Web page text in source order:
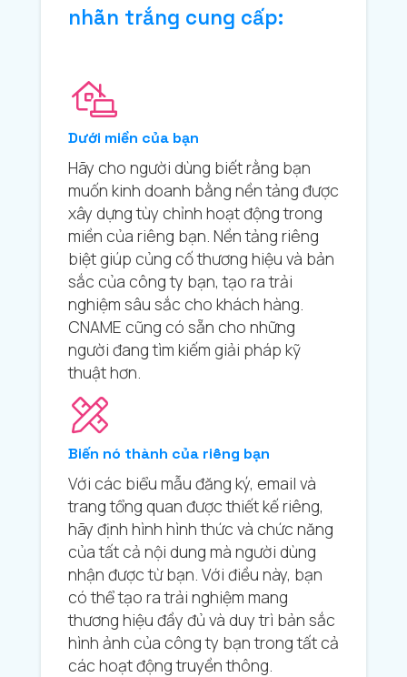
nhãn trắng cung cấp:
Dưới miền của bạn
Hãy cho người dùng biết rằng bạn
muốn kinh doanh bằng nền tảng được
xây dựng tùy chỉnh hoạt động trong
miền của riêng bạn. Nền tảng riêng
biệt giúp củng cố thương hiệu và bản
sắc của công ty bạn, tạo ra trải
nghiệm sâu sắc cho khách hàng.
CNAME cũng có sẵn cho những
người đang tìm kiếm giải pháp kỹ
thuật hơn.
Biến nó thành của riêng bạn
Với các biểu mẫu đăng ký, email và
trang tổng quan được thiết kế riêng,
hãy định hình hình thức và chức năng
của tất cả nội dung mà người dùng
nhận được từ bạn. Với điều này, bạn
có thể tạo ra trải nghiệm mang
thương hiệu đầy đủ và duy trì bản sắc
hình ảnh của công ty bạn trong tất cả
các hoạt động truyền thông.